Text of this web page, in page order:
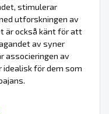
stimulerar
utforskningen av
är också känt för att
av syner
associeringen av
för dem som